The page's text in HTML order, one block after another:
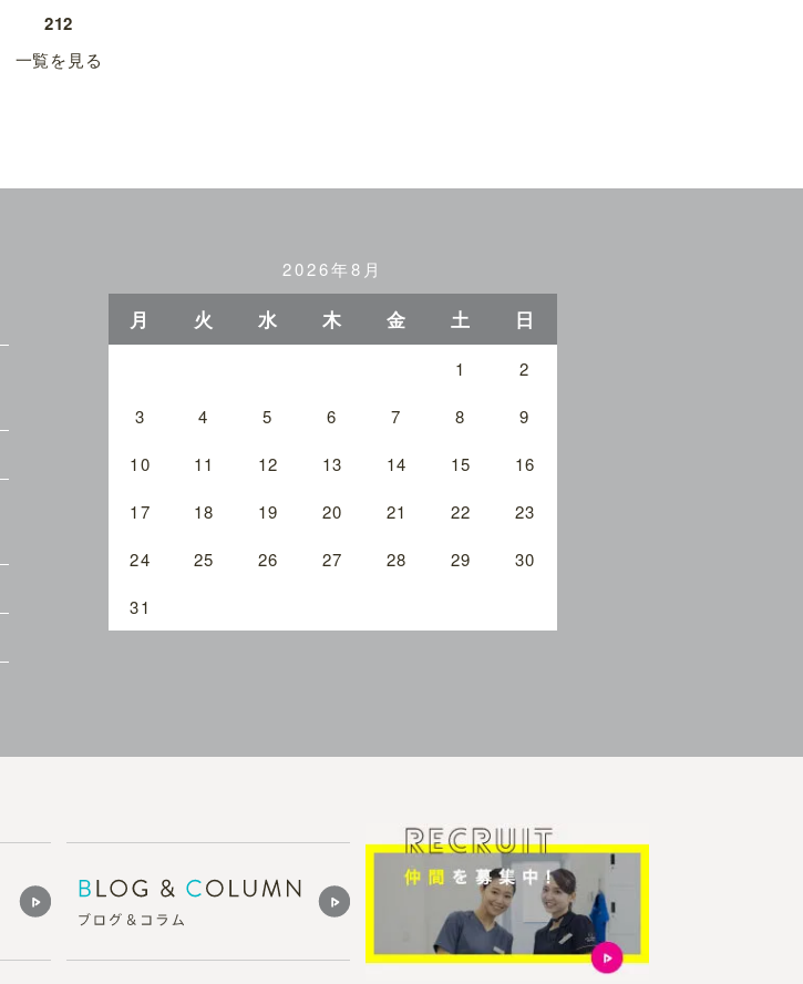
212
一覧を見る
2026年8月
月 火 水 木 金 土 日
1 2
3 4 5 6 7 8 9
10 11 12 13 14 15 16
17 18 19 20 21 22 23
24 25 26 27 28 29 30
31